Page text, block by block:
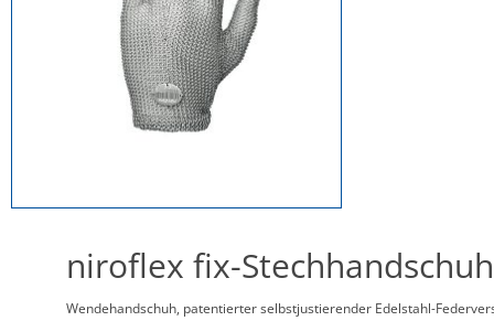
niroflex fix-Stechhandschuh
Wendehandschuh, patentierter selbstjustierender Edelstahl-